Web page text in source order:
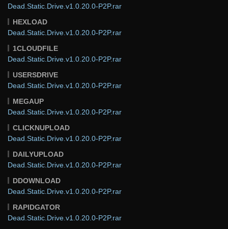
Dead.Static.Drive.v1.0.20.0-P2P.rar
HEXLOAD
Dead.Static.Drive.v1.0.20.0-P2P.rar
1CLOUDFILE
Dead.Static.Drive.v1.0.20.0-P2P.rar
USERSDRIVE
Dead.Static.Drive.v1.0.20.0-P2P.rar
MEGAUP
Dead.Static.Drive.v1.0.20.0-P2P.rar
CLICKNUPLOAD
Dead.Static.Drive.v1.0.20.0-P2P.rar
DAILYUPLOAD
Dead.Static.Drive.v1.0.20.0-P2P.rar
DDOWNLOAD
Dead.Static.Drive.v1.0.20.0-P2P.rar
RAPIDGATOR
Dead.Static.Drive.v1.0.20.0-P2P.rar